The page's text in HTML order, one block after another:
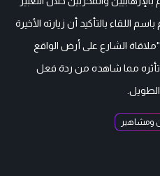
اللقاء بالتأكيد أن زيارته الأخيرة
الشارع على أرض الواقع
مما شاهده من ردة فعل
ومشاهير